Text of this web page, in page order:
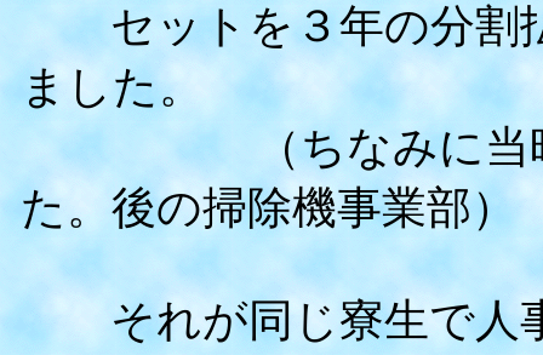
セットを３年の分割
ました。
（ちなみに当時は
た。後の掃除機事業部）
それが同じ寮生で人事